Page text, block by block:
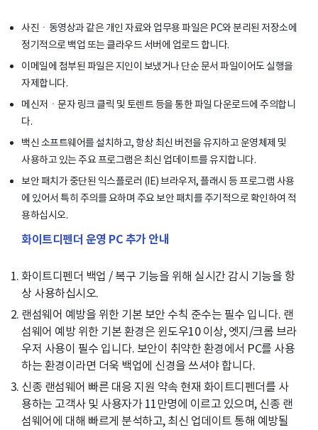
사진ㆍ동영상과 같은 개인 자료와 업무용 파일은 PC와 분리된 저장소에
정기적으로 백업 또는 클라우드 서버에 업로드 합니다.
이메일에 첨부된 파일은 지인이 보냈거나 단순 문서 파일이어도 실행을
자제합니다.
메신저ㆍ문자 링크 클릭 및 토렌트 등을 통한 파일 다운로드에 주의합니
다.
백신 소프트웨어를 설치하고, 항상 최신 버전을 유지하고 운영체제 및
사용하고 있는 주요 프로그램은 최신 업데이트를 유지합니다.
보안 패치가 중단된 익스플로러 (IE) 브라우저, 플래시 등 프로그램 사용
에 있어서 특히 주의를 요하며 주요 보안 패치를 주기적으로 확인하여 적
용하십시오.
화이트디펜더 운영 PC 추가 안내
화이트디펜더 백업 / 복구 기능을 위해 실시간 감시 기능을 항
상 사용하십시오.
랜섬웨어 예방을 위한 기본 보안 수칙 준수는 필수 입니다. 랜
섬웨어 예방 위한 기본 환경은 윈도우10 이상, 엣지/크롬 브라
우저 사용이 필수 입니다. 보안이 취약한 환경에서 PC를 사용
하는 환경이라면 더욱 백업에 신경을 쓰셔야 합니다.
신종 랜섬웨어 빠른 대응 지원 약속 현재 화이트디펜더를 사
용하는 고객사 및 사용자가 11만명에 이르고 있으며, 신종 랜
섬웨어에 대해 빠르게 분석하고, 최신 업데이트 통해 예방될